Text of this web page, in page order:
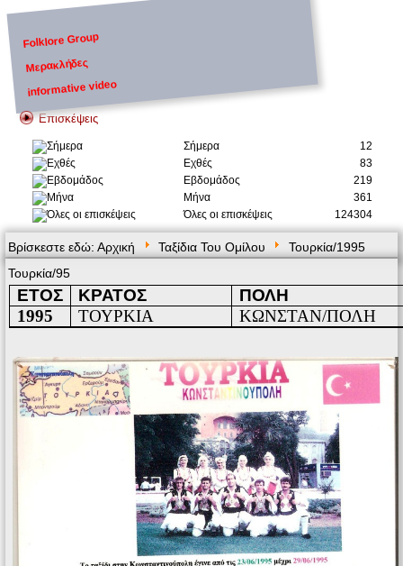
Folklore Group
Μερακλήδες
informative video
Επισκέψεις
Σήμερα
12
Εχθές
83
Εβδομάδος
219
Μήνα
361
Όλες οι επισκέψεις
124304
Βρίσκεστε εδώ:Αρχική Ταξίδια Του Ομίλου
Τουρκία/1995
Τουρκία/95
ΕΤΟΣ ΚΡΑΤΟΣ
ΠΟΛΗ
1995
ΤΟΥΡΚΙΑ ΚΩΝΣΤΑΝ/ΠΟΛΗ